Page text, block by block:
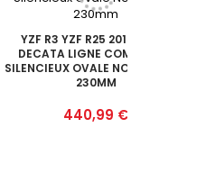
YZF R3 YZF R25 2015 - 2017
DECATA LIGNE COMPLÈTE +
SILENCIEUX OVALE NOIR EN INOX
230MM
Prix
440,99 €